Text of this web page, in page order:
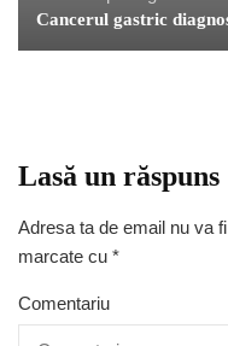
Cancerul gastric
Lasă un răspuns
Adresa ta de email nu va
marcate cu *
Comentariu